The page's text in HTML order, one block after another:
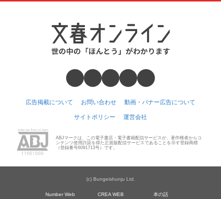
広告掲載について お問い合わせ 動画・バナー広告について
サイトポリシー 運営会社
ABJマークは、この電子書店・電子書籍配信サービスが、著作権者からコ
ンテンツ使用許諾を得た正規版配信サービスであることを示す登録商標
（登録番号6091713号）です。
(c) Bungeishunju Ltd.
Number Web CREA WEB 本の話